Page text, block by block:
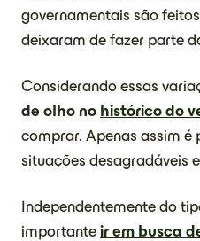
governamentais são
deixaram de fazer parte
Considerando essas
de olho no histórico do
comprar. Apenas assim é
situações desagradáveis
Independentemente do
importante ir em busca